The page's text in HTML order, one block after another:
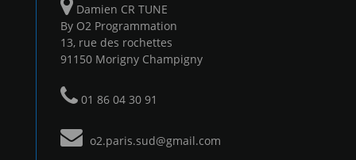
Damien CR TUNE
By O2 Programmation
13, rue des rochettes
91150 Morigny Champigny
01 86 04 30 91
o2.paris.sud@gmail.com